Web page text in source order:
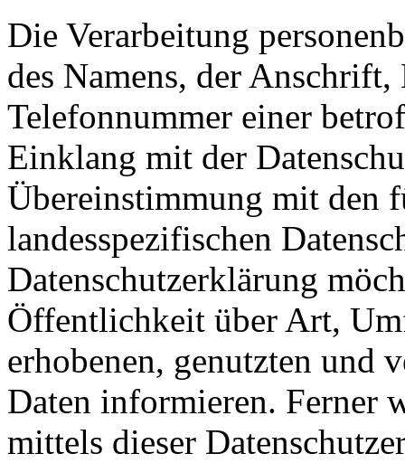
Die Verarbeitung
des Namens, der
Telefonnummer einer
Einklang mit der
Übereinstimmung mit den
landesspezifischen
Datenschutzerklärung
Öffentlichkeit über Art,
erhobenen, genutzten und
Daten informieren. Ferner
mittels dieser